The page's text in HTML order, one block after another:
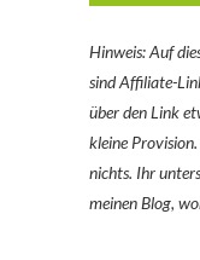
Hinweis: Auf
sind Affiliate-
über den Link
kleine
nichts. Ihr
meinen Blog,